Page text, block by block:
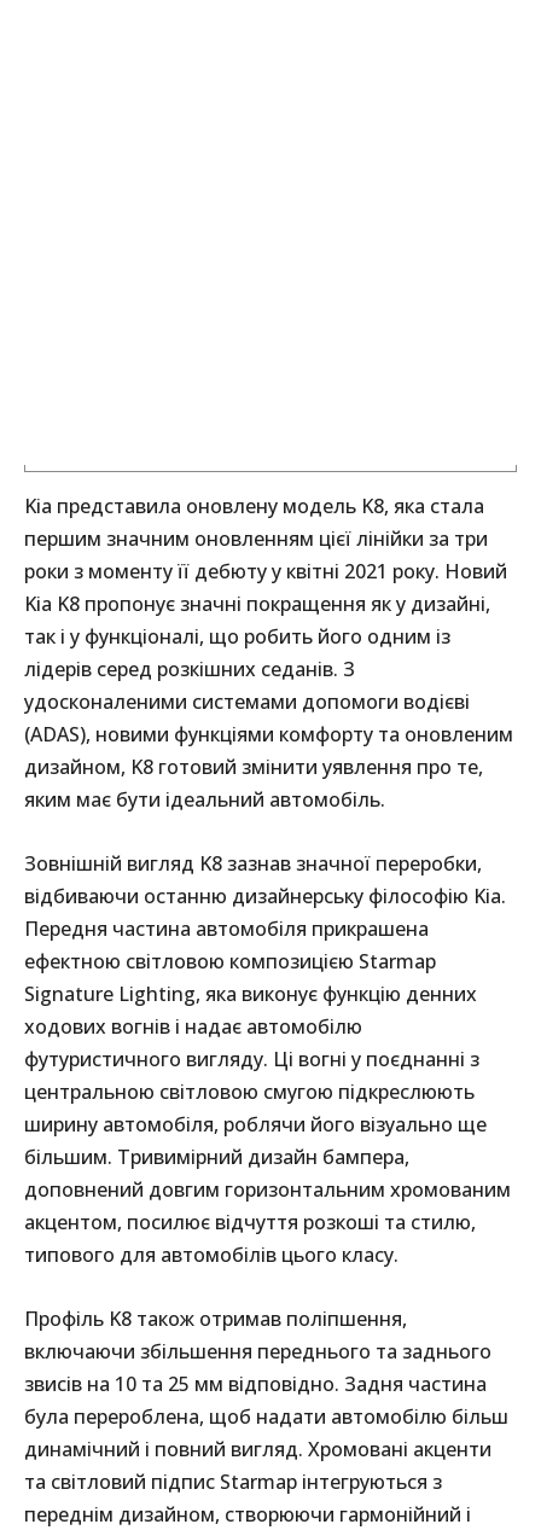
Kia представила оновлену модель K8, яка стала
першим значним оновленням цієї лінійки за три
роки з моменту її дебюту у квітні 2021 року. Новий
Kia K8 пропонує значні покращення як у дизайні,
так і у функціоналі, що робить його одним із
лідерів серед розкішних седанів. З
удосконаленими системами допомоги водієві
(ADAS), новими функціями комфорту та оновленим
дизайном, K8 готовий змінити уявлення про те,
яким має бути ідеальний автомобіль.
Зовнішній вигляд K8 зазнав значної переробки,
відбиваючи останню дизайнерську філософію Kia.
Передня частина автомобіля прикрашена
ефектною світловою композицією Starmap
Signature Lighting, яка виконує функцію денних
ходових вогнів і надає автомобілю
футуристичного вигляду. Ці вогні у поєднанні з
центральною світловою смугою підкреслюють
ширину автомобіля, роблячи його візуально ще
більшим. Тривимірний дизайн бампера,
доповнений довгим горизонтальним хромованим
акцентом, посилює відчуття розкоші та стилю,
типового для автомобілів цього класу.
Профіль K8 також отримав поліпшення,
включаючи збільшення переднього та заднього
звисів на 10 та 25 мм відповідно. Задня частина
була перероблена, щоб надати автомобілю більш
динамічний і повний вигляд. Хромовані акценти
та світловий підпис Starmap інтегруються з
переднім дизайном, створюючи гармонійний і